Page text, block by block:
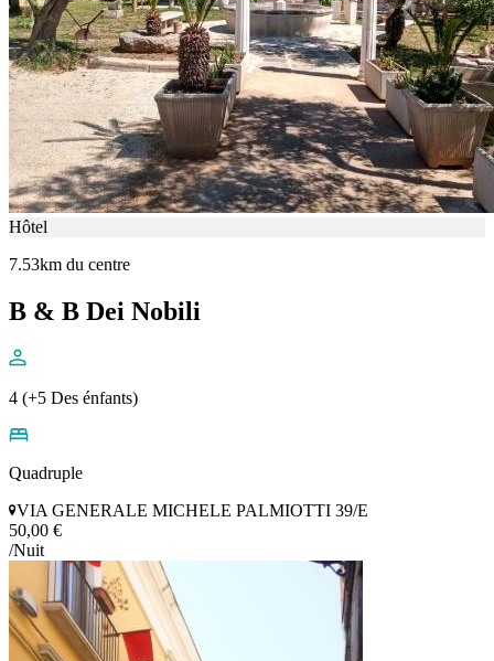
Hôtel
7.53km du centre
B & B Dei Nobili
4 (+5 Des énfants)
Quadruple
VIA GENERALE MICHELE PALMIOTTI 39/E
50,00 €
/Nuit